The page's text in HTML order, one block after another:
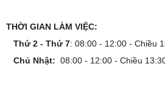
THỜI GIAN LÀM VIỆC:
Thứ 2 - Thứ 7: 08:00 - 12:00 - Chiều
Chủ Nhật: 08:00 - 12:00 - Chiều